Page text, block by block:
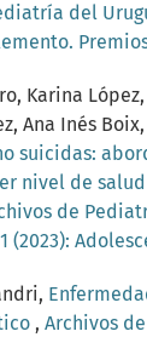
del
Karina
Ana Inés Boix,
suicidas:
nivel de
de
(2023):
, Archivos